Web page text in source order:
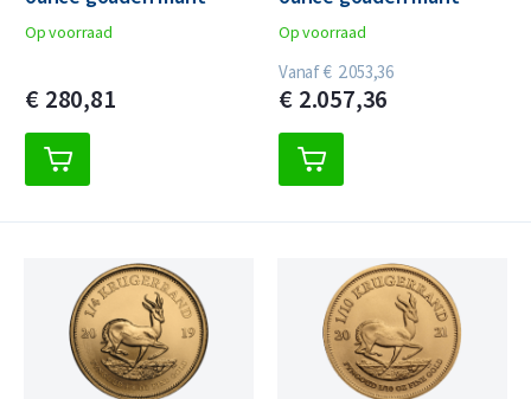
Op voorraad
€ 280,81
Op voorraad
€ 2.057,36
Vanaf€ 2.053,36